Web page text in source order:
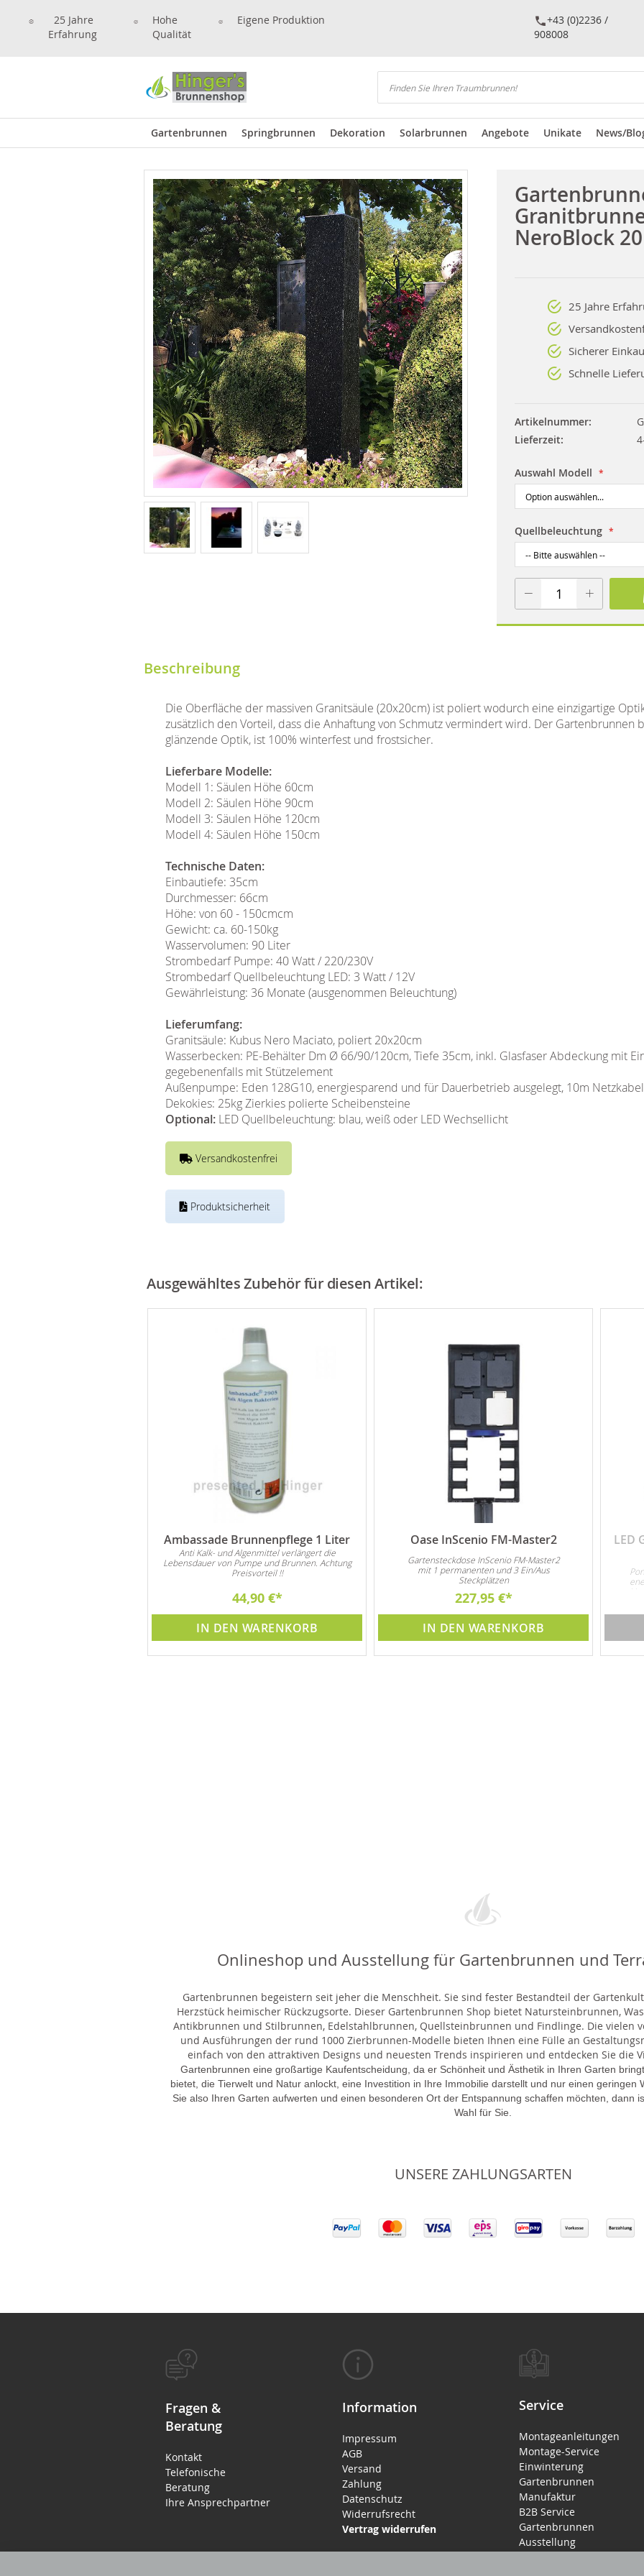
25 Jahre
Erfahrung
Hohe
Qualität
Eigene Produktion
+43 (0)2236 /
908008
Suchen
Gartenbrunnen Springbrunnen Dekoration Solarbrunnen Angebote Unikate News/
NeroBlock 20
25 Jahre
Sicherer
Schnelle
Artikelnummer
Lieferzeit
Auswahl Modell
Quellbeleuchtung
Beschreibung
Die Oberfläche der massiven Granitsäule (20x20cm) ist poliert wodurch eine einzigartige
zusätzlich den Vorteil, dass die Anhaftung von Schmutz vermindert wird. Der Gartenbrunnen
glänzende Optik, ist 100% winterfest und frostsicher.
Lieferbare Modelle:
Modell 1: Säulen Höhe 60cm
Modell 2: Säulen Höhe 90cm
Modell 3: Säulen Höhe 120cm
Modell 4: Säulen Höhe 150cm
Technische Daten:
Einbautiefe: 35cm
Durchmesser: 66cm
Höhe: von 60 - 150cmcm
Gewicht: ca. 60-150kg
Wasservolumen: 90 Liter
Strombedarf Pumpe: 40 Watt / 220/230V
Strombedarf Quellbeleuchtung LED: 3 Watt / 12V
Gewährleistung: 36 Monate (ausgenommen Beleuchtung)
Lieferumfang:
Granitsäule: Kubus Nero Maciato, poliert 20x20cm
Wasserbecken: PE-Behälter Dm Ø 66/90/120cm, Tiefe 35cm, inkl. Glasfaser Abdeckung mit
gegebenenfalls mit Stützelement
Außenpumpe: Eden 128G10, energiesparend und für Dauerbetrieb ausgelegt, 10m Netzkabel
Dekokies: 25kg Zierkies polierte Scheibensteine
Optional: LED Quellbeleuchtung: blau, weiß oder LED Wechsellicht
Versandkostenfrei
Produktsicherheit
Ausgewähltes Zubehör für diesen Artikel:
Ambassade Brunnenpflege 1 Liter
Anti Kalk- und Algenmittel verlängert die
Lebensdauer von Pumpe und Brunnen. Achtung
Preisvorteil !!
44,90 €
IN DEN WARENKORB
Oase InScenio FM-Master2
Gartensteckdose InScenio FM-Master2
mit 1 permanenten und 3 Ein/Aus
Steckplätzen
227,95 €
IN DEN WARENKORB
LED
Onlineshop und Ausstellung für Gartenbrunnen und
Gartenbrunnen begeistern seit jeher die Menschheit. Sie sind fester Bestandteil der
Herzstück heimischer Rückzugsorte. Dieser Gartenbrunnen Shop bietet Natursteinbrunnen,
Antikbrunnen und Stilbrunnen, Edelstahlbrunnen, Quellsteinbrunnen und Findlinge. Die vielen
und Ausführungen der rund 1000 Zierbrunnen-Modelle bieten Ihnen eine Fülle an
einfach von den attraktiven Designs und neuesten Trends inspirieren und entdecken Sie die
Gartenbrunnen eine großartige Kaufentscheidung, da er Schönheit und Ästhetik in Ihren Garten
bietet, die Tierwelt und Natur anlockt, eine Investition in Ihre Immobilie darstellt und nur einen geringen
Sie also Ihren Garten aufwerten und einen besonderen Ort der Entspannung schaffen möchten, dann
Wahl für Sie.
UNSERE ZAHLUNGSARTEN
Fragen &
Beratung
Kontakt
Telefonische
Beratung
Ihre Ansprechpartner
Information
Impressum
AGB
Versand
Zahlung
Datenschutz
Widerrufsrecht
Vertrag widerrufen
Service
Montageanleitungen
Montage-Service
Einwinterung
Gartenbrunnen
Manufaktur
B2B Service
Gartenbrunnen
Ausstellung